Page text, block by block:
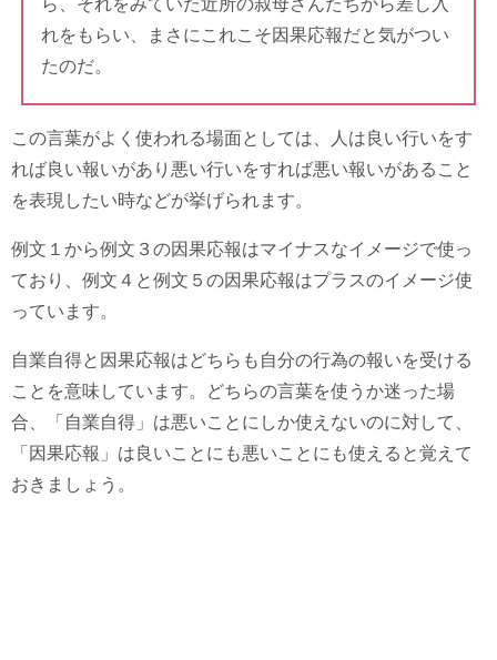
れをもらい、まさにこれこそ因果応報だと気がつい
たのだ。
この言葉がよく使われる場面としては、人は良い行いをす
れば良い報いがあり悪い行いをすれば悪い報いがあること
を表現したい時などが挙げられます。
例文１から例文３の因果応報はマイナスなイメージで使っ
ており、例文４と例文５の因果応報はプラスのイメージ使
っています。
自業自得と因果応報はどちらも自分の行為の報いを受ける
ことを意味しています。どちらの言葉を使うか迷った場
合、「自業自得」は悪いことにしか使えないのに対して、
「因果応報」は良いことにも悪いことにも使えると覚えて
おきましょう。